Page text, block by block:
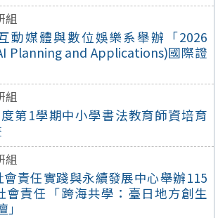
組
動媒體與數位娛樂系舉辦「2026
Planning and Applications)國際證
組
第1學期中小學書法教育師資培育
組
責任實踐與永續發展中心舉辦115
會責任「跨海共學：臺日地方創生